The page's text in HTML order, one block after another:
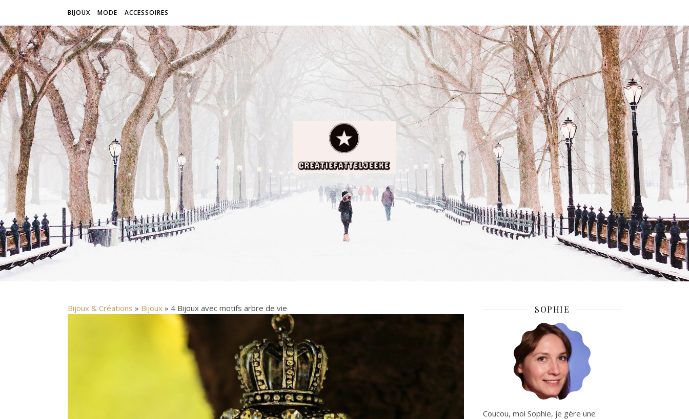
BIJOUX MODE ACCESSOIRES
Bijoux & Créations » Bijoux » 4 Bijoux avec motifs arbre de vie SOPHIE
Coucou, moi Sophie, je gère une